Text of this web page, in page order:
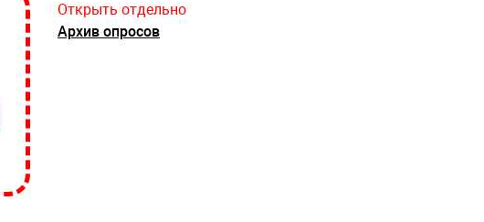
Открыть отдельно
Архив опросов